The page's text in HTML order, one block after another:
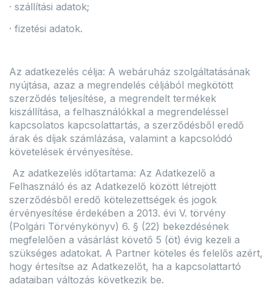
· szállítási adatok;
· fizetési adatok.
Az adatkezelés célja: A webáruház szolgáltatásának
nyújtása, azaz a megrendelés céljából megkötött
szerződés teljesítése, a megrendelt termékek
kiszállítása, a felhasználókkal a megrendeléssel
kapcsolatos kapcsolattartás, a szerződésből eredő
árak és díjak számlázása, valamint a kapcsolódó
követelések érvényesítése.
Az adatkezelés időtartama: Az Adatkezelő a
Felhasználó és az Adatkezelő között létrejött
szerződésből eredő kötelezettségek és jogok
érvényesítése érdekében a 2013. évi V. törvény
(Polgári Törvénykönyv) 6. § (22) bekezdésének
megfelelően a vásárlást követő 5 (öt) évig kezeli a
szükséges adatokat. A Partner köteles és felelős azért,
hogy értesítse az Adatkezelőt, ha a kapcsolattartó
adataiban változás következik be.